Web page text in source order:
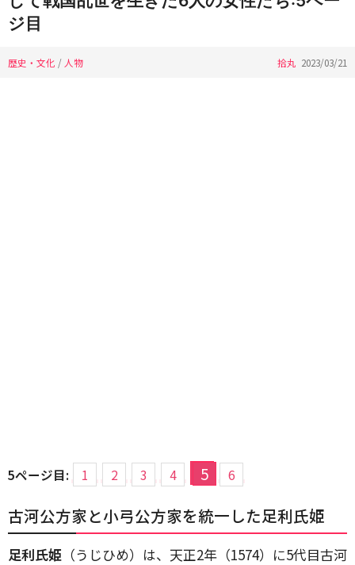
ジ目
歴史・文化 / 人物 拾丸 2023/03/21
5ページ目: 1 2 3 4 5 6
古河公方家と小弓公方家を統一した足利氏姫
足利氏姫 （うじひめ）は、天正2年（1574）に5代目古河